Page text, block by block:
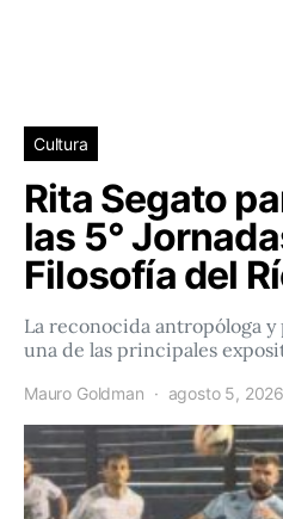
Cultura
Rita Segato
las 5°
Filosofía del
La reconocida antropóloga
una de las principales
Mauro Goldman agosto 5, 2026